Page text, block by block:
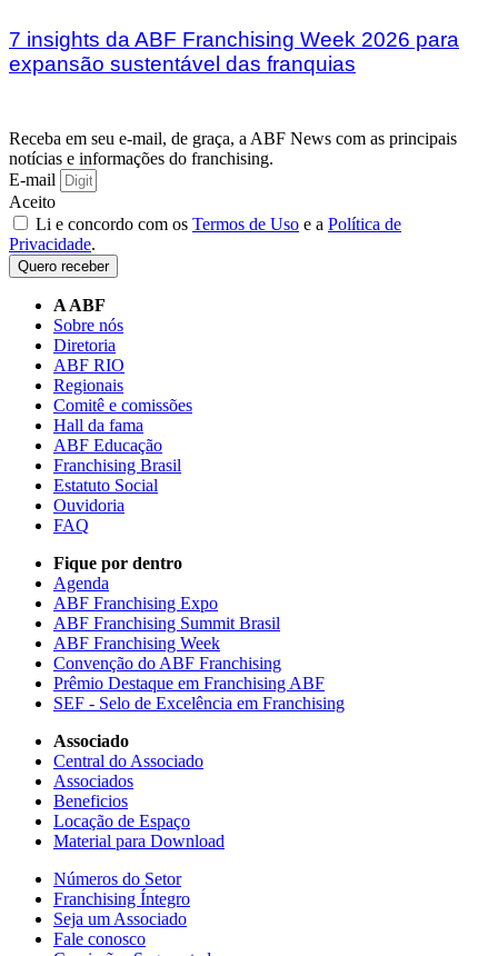
7 insights da ABF Franchising Week 2026 para
expansão sustentável das franquias
Receba em seu e-mail, de graça, a ABF News com as principais
notícias e informações do franchising.
E-mail
Aceito
Li e concordo com os Termos de Uso e a Política de
Privacidade.
Quero receber
A ABF
Sobre nós
Diretoria
ABF RIO
Regionais
Comitê e comissões
Hall da fama
ABF Educação
Franchising Brasil
Estatuto Social
Ouvidoria
FAQ
Fique por dentro
Agenda
ABF Franchising Expo
ABF Franchising Summit Brasil
ABF Franchising Week
Convenção do ABF Franchising
Prêmio Destaque em Franchising ABF
SEF - Selo de Excelência em Franchising
Associado
Central do Associado
Associados
Beneficios
Locação de Espaço
Material para Download
Números do Setor
Franchising Íntegro
Seja um Associado
Fale conosco